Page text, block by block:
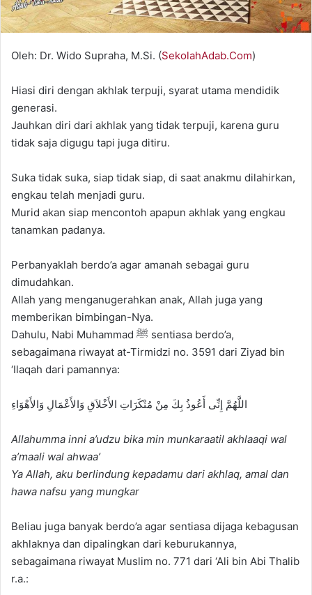
Oleh: Dr. Wido Supraha, M.Si. (SekolahAdab.Com)
Hiasi diri dengan akhlak terpuji, syarat utama mendidik
generasi.
Jauhkan diri dari akhlak yang tidak terpuji, karena guru
tidak saja digugu tapi juga ditiru.
Suka tidak suka, siap tidak siap, di saat anakmu dilahirkan,
engkau telah menjadi guru.
Murid akan siap mencontoh apapun akhlak yang engkau
tanamkan padanya.
Perbanyaklah berdo’a agar amanah sebagai guru
dimudahkan.
Allah yang menganugerahkan anak, Allah juga yang
memberikan bimbingan-Nya.
Dahulu, Nabi Muhammad ﷺ sentiasa berdo’a,
sebagaimana riwayat at-Tirmidzi no. 3591 dari Ziyad bin
‘Ilaqah dari pamannya:
اللَّهُمَّ إِنِّى أَعُوذُ بِكَ مِنْ مُنْكَرَاتِ الأَخْلاَقِ وَالأَعْمَالِ وَالأَهْوَاءِ
Allahumma inni a’udzu bika min munkaraatil akhlaaqi wal
a’maali wal ahwaa’
Ya Allah, aku berlindung kepadamu dari akhlaq, amal dan
hawa nafsu yang mungkar
Beliau juga banyak berdo’a agar sentiasa dijaga kebagusan
akhlaknya dan dipalingkan dari keburukannya,
sebagaimana riwayat Muslim no. 771 dari ‘Ali bin Abi Thalib
r.a.: